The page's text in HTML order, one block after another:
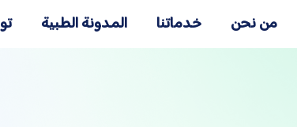
من نحن خدماتنا المدونة الطبية